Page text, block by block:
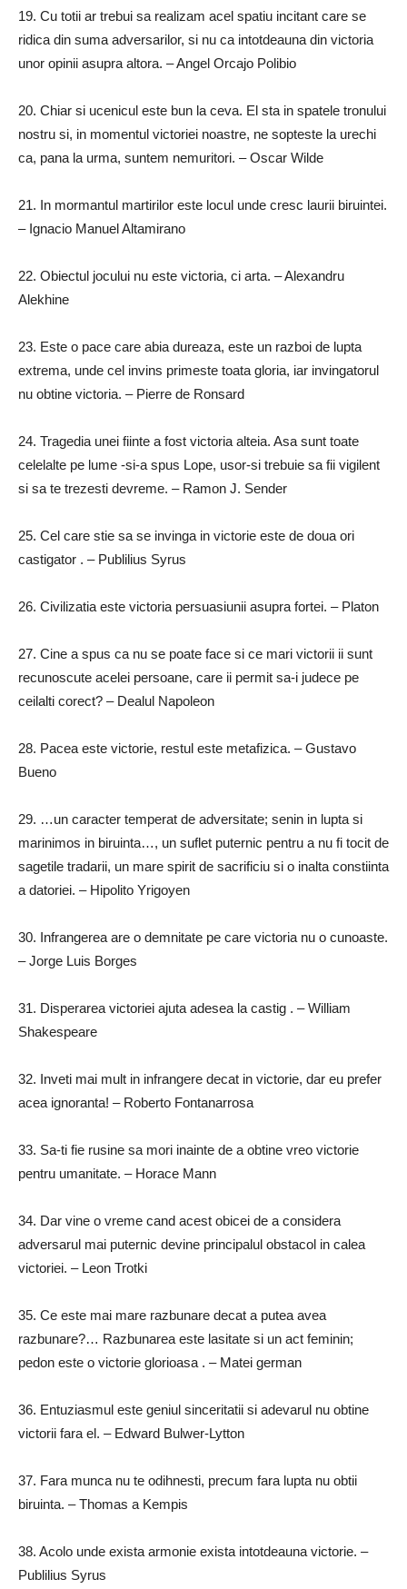
19. Cu totii ar trebui sa realizam acel spatiu incitant care se
ridica din suma adversarilor, si nu ca intotdeauna din victoria
unor opinii asupra altora. – Angel Orcajo Polibio
20. Chiar si ucenicul este bun la ceva. El sta in spatele tronului
nostru si, in momentul victoriei noastre, ne sopteste la urechi
ca, pana la urma, suntem nemuritori. – Oscar Wilde
21. In mormantul martirilor este locul unde cresc laurii biruintei.
– Ignacio Manuel Altamirano
22. Obiectul jocului nu este victoria, ci arta. – Alexandru
Alekhine
23. Este o pace care abia dureaza, este un razboi de lupta
extrema, unde cel invins primeste toata gloria, iar invingatorul
nu obtine victoria. – Pierre de Ronsard
24. Tragedia unei fiinte a fost victoria alteia. Asa sunt toate
celelalte pe lume -si-a spus Lope, usor-si trebuie sa fii vigilent
si sa te trezesti devreme. – Ramon J. Sender
25. Cel care stie sa se invinga in victorie este de doua ori
castigator . – Publilius Syrus
26. Civilizatia este victoria persuasiunii asupra fortei. – Platon
27. Cine a spus ca nu se poate face si ce mari victorii ii sunt
recunoscute acelei persoane, care ii permit sa-i judece pe
ceilalti corect? – Dealul Napoleon
28. Pacea este victorie, restul este metafizica. – Gustavo
Bueno
29. …un caracter temperat de adversitate; senin in lupta si
marinimos in biruinta…, un suflet puternic pentru a nu fi tocit de
sagetile tradarii, un mare spirit de sacrificiu si o inalta constiinta
a datoriei. – Hipolito Yrigoyen
30. Infrangerea are o demnitate pe care victoria nu o cunoaste.
– Jorge Luis Borges
31. Disperarea victoriei ajuta adesea la castig . – William
Shakespeare
32. Inveti mai mult in infrangere decat in ​​victorie, dar eu prefer
acea ignoranta! – Roberto Fontanarrosa
33. Sa-ti fie rusine sa mori inainte de a obtine vreo victorie
pentru umanitate. – Horace Mann
34. Dar vine o vreme cand acest obicei de a considera
adversarul mai puternic devine principalul obstacol in calea
victoriei. – Leon Trotki
35. Ce este mai mare razbunare decat a putea avea
razbunare?… Razbunarea este lasitate si un act feminin;
pedon este o victorie glorioasa . – Matei german
36. Entuziasmul este geniul sinceritatii si adevarul nu obtine
victorii fara el. – Edward Bulwer-Lytton
37. Fara munca nu te odihnesti, precum fara lupta nu obtii
biruinta. – Thomas a Kempis
38. Acolo unde exista armonie exista intotdeauna victorie. –
Publilius Syrus